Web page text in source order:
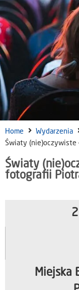
Home
Wydarzenia
Światy (nie)oczywiste
Światy
fotografii
Miejska